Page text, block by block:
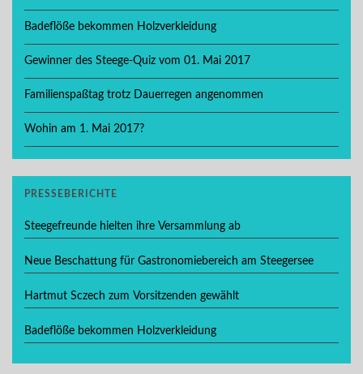
Badeflöße bekommen Holzverkleidung
Gewinner des Steege-Quiz vom 01. Mai 2017
Familienspaßtag trotz Dauerregen angenommen
Wohin am 1. Mai 2017?
PRESSEBERICHTE
Steegefreunde hielten ihre Versammlung ab
Neue Beschattung für Gastronomiebereich am Steegersee
Hartmut Sczech zum Vorsitzenden gewählt
Badeflöße bekommen Holzverkleidung